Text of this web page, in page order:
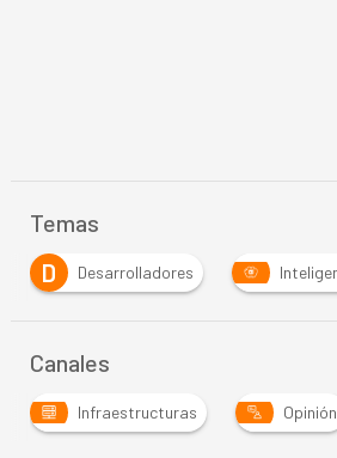
Temas
Inteligencia Artificial
Canales
Infraestructuras Opinión